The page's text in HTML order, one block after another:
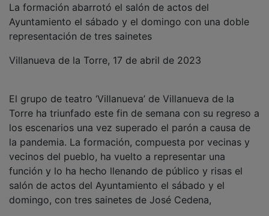
La formación abarrotó el salón de actos del
Ayuntamiento el sábado y el domingo con una doble
representación de tres sainetes
Villanueva de la Torre, 17 de abril de 2023
El grupo de teatro ‘Villanueva’ de Villanueva de la
Torre ha triunfado este fin de semana con su regreso a
los escenarios una vez superado el parón a causa de
la pandemia. La formación, compuesta por vecinas y
vecinos del pueblo, ha vuelto a representar una
función y lo ha hecho llenando de público y risas el
salón de actos del Ayuntamiento el sábado y el
domingo, con tres sainetes de José Cedena,